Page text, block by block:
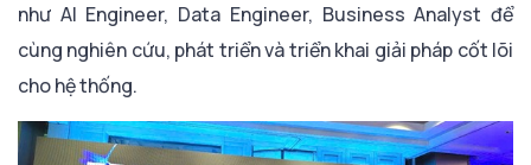
như AI Engineer, Data Engineer, Business Analyst để
cùng nghiên cứu, phát triển và triển khai giải pháp cốt lõi
cho hệ thống.